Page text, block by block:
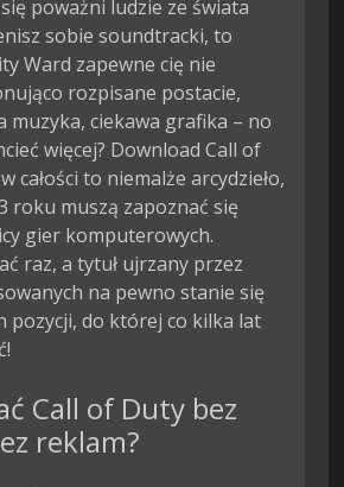
poważni ludzie ze świata
sobie soundtracki, to
Ward zapewne cię nie
rozpisane postacie,
muzyka, ciekawa grafika – no
więcej? Download Call of
całości to niemalże arcydzieło,
roku muszą zapoznać się
gier komputerowych.
raz, a tytuł ujrzany przez
na pewno stanie się
pozycji, do której co kilka lat
Call of Duty bez
reklam?